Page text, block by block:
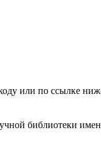
или по ссылке
библиотеки